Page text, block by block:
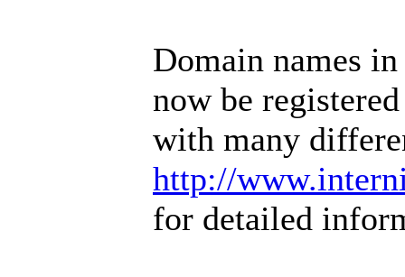
Domain names
now be registered
with many
http://
for detailed